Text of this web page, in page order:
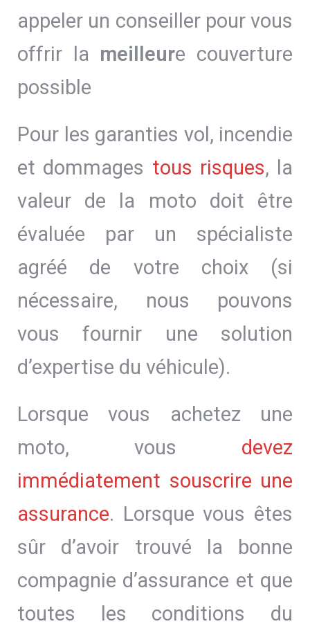
appeler un conseiller pour vous
offrir la meilleure couverture
possible
Pour les garanties vol, incendie
et dommages tous risques, la
valeur de la moto doit être
évaluée par un spécialiste
agréé de votre choix (si
nécessaire, nous pouvons
vous fournir une solution
d’expertise du véhicule).
Lorsque vous achetez une
moto, vous devez
immédiatement souscrire une
assurance. Lorsque vous êtes
sûr d’avoir trouvé la bonne
compagnie d’assurance et que
toutes les conditions du